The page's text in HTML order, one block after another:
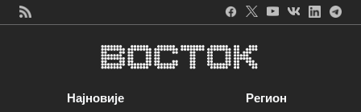
Најновије
Регион